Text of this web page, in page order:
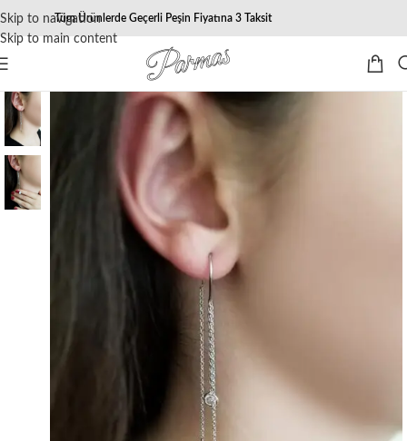
Skip to navigation
Skip to main content
Tüm Ürünlerde Geçerli Peşin Fiyatına 3 Taksit